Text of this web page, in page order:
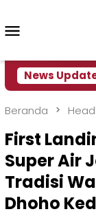
konten
News
Beranda
First
Super Air
Tradisi
Dhoho